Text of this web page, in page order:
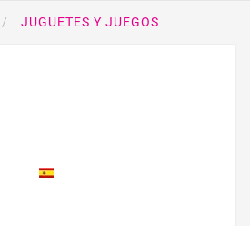
JUGUETES Y JUEGOS